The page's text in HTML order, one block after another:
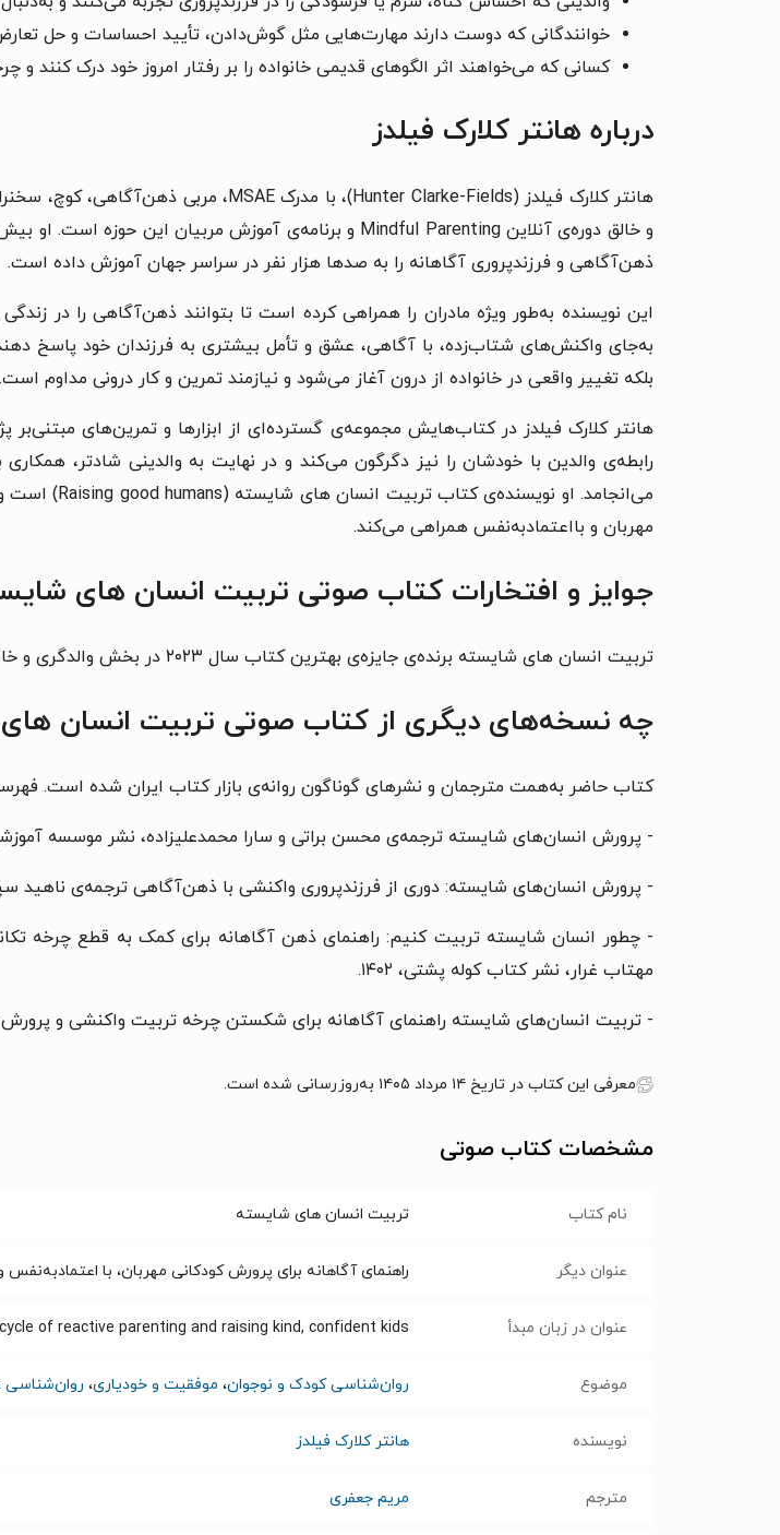
خوانندگانی که دوست دارند مهارت‌هایی مثل گوش‌دادن، تأیید احساسات و حل تعارض
کسانی که می‌خواهند اثر الگوهای قدیمی خانواده را بر رفتار امروز خود درک کنند و
درباره هانتر کلارک فیلدز
هانتر کلارک فیلدز (Hunter Clarke-Fields)،
ذهن‌آگاهی و فرزندپروری آگاهانه را به صدها هزار نفر در سراسر جهان آموزش داده است.
این نویسنده به‌طور ویژه مادران را همراهی کرده است تا بتوانند ذهن‌آگاهی را در
به‌جای واکنش‌های شتاب‌زده، با آگاهی، عشق و تأمل بیشتری به فرزندان خود پاسخ
بلکه تغییر واقعی در خانواده از درون آغاز می‌شود و نیازمند تمرین و کار درونی مداوم است.
هانتر کلارک فیلدزدر کتاب‌هایش مجموعه‌ی گسترده‌ای از ابزارها و تمرین‌های مبتنی‌بر
رابطه‌ی والدین با خودشان را نیز دگرگون می‌کند و در نهایت به والدینی شادتر،
می‌انجامد. او نویسنده‌ی کتابتربیت انسان های شایسته (Raising good humans)
است و
مهربان و بااعتمادبه‌نفس همراهی می‌کند.
جوایز و افتخارات کتاب صوتی تربیت انسان‌ های
تربیت انسان‌ های شایسته برنده‌ی جایزه‌ی بهترین کتاب سال ۲۰۲۳ در بخش والدگری و خانواده شد؛ جایزه‌ای که از سوی American Book Fest اهدا می‌شود.
چه نسخه‌های دیگری از کتاب صوتی تربیت انسان‌
کتاب حاضر به‌همت مترجمان و نشرهای گوناگون روانه‌ی بازار کتاب ایران شده است.
- ‏‫پرورش انسان‌های شایسته ترجمه‌ی محسن براتی و سارا محمدعلیزاده، نشر موسسه آموزشی تالیفی ارشدان‏‫، ۱۴۰۰.‮‬
- پرورش انسان‌های شایسته: دوری از فرزندپروری واکنشی با ذهن‌آگاهی ترجمه‌ی ناهید
- چطور انسان شایسته تربیت کنیم: راهنمای ذهن آگاهانه برای کمک به قطع چرخه
مهتاب غرار، نشر کتاب کوله پشتی، ‏‫۱۴۰۲.‬
- تربیت انسان‌های شایسته راهنمای آگاهانه برای شکستن چرخه تربیت واکنشی و پرورش
معرفی این کتاب در تاریخ ۱۴ مرداد ۱۴۰۵ به‌روزرسانی شده است.
مشخصات کتاب صوتی
نام کتاب تربیت انسان‌ های شایسته
عنوان دیگر راهنمای آگاهانه برای پرورش کودکانی مهربان، با
عنوان در زبان مبدأ of reactive parenting and raising kind, confident kids
موضوع روان‌شناسی کودک و نوجوان، موفقیت و خودیاری،
نویسنده هانتر کلارک فیلدز
مترجم مریم جعفری